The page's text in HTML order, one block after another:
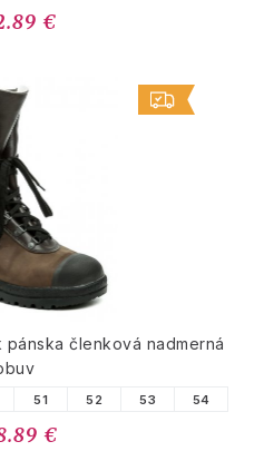
€
členková nadmerná
51 52 53 54
€